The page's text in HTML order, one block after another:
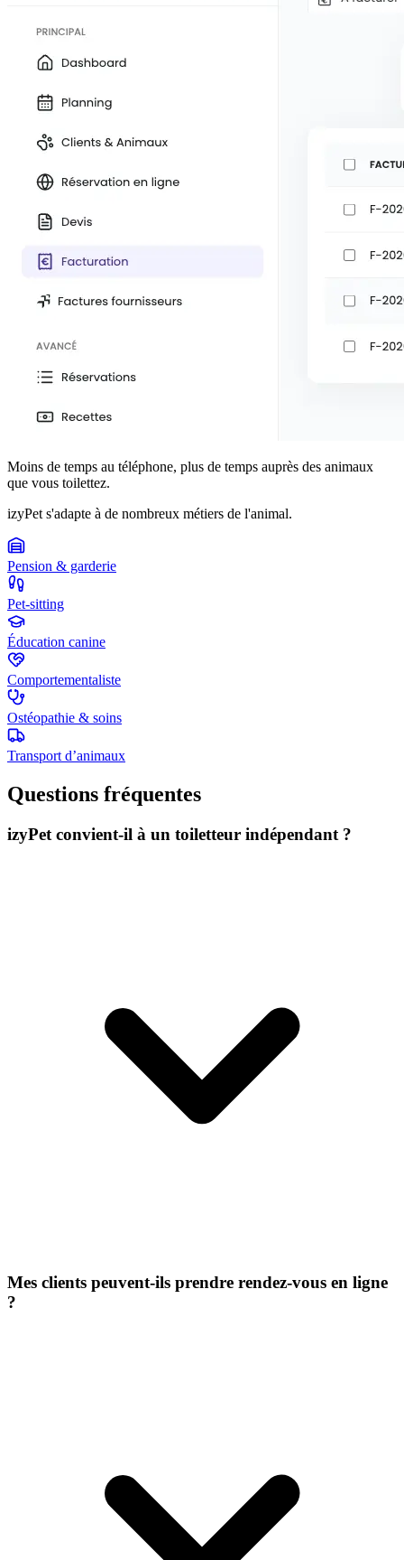
Moins de temps au téléphone, plus de temps auprès des animaux
que vous toilettez.
izyPet s'adapte à de nombreux métiers de l'animal.
Pension & garderie
Pet-sitting
Éducation canine
Comportementaliste
Ostéopathie & soins
Transport d’animaux
Questions fréquentes
izyPet convient-il à un toiletteur indépendant ?
Mes clients peuvent-ils prendre rendez-vous en ligne
?